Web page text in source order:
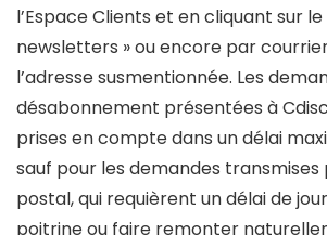
l’Espace Clients et en cliquant sur le
newsletters » ou encore par
l’adresse susmentionnée. Les
désabonnement présentées à
prises en compte dans un délai
sauf pour les demandes
postal, qui requièrent un délai de
poitrine ou faire remonter